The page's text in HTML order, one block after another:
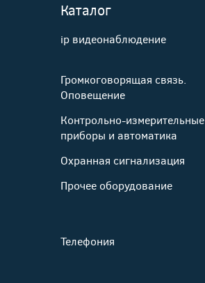
Каталог
ip видеонаблюдение
Громкоговорящая связь.
Оповещение
Контрольно-измерительные
приборы и автоматика
Охранная сигнализация
Прочее оборудование
Телефония